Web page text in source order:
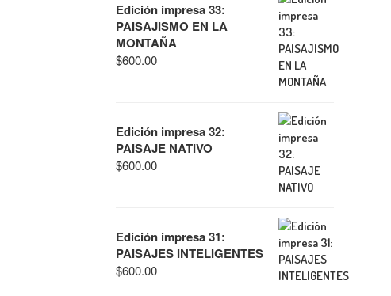
Edición impresa 33:
PAISAJISMO EN LA
MONTAÑA
$600.00
Edición impresa 32:
PAISAJE NATIVO
$600.00
Edición impresa 31:
PAISAJES INTELIGENTES
$600.00